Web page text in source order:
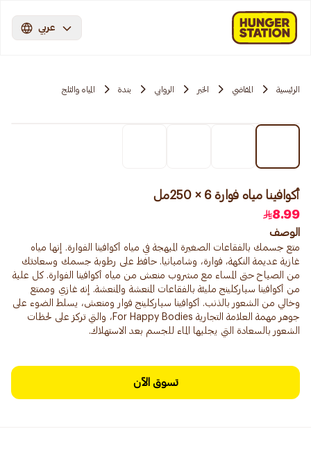
عربي
الرئيسية المقاضي الخبر الروابي بندة المياه والثلج
أكوافينا مياه فوارة 6 × 250مل
8.99
الوصف
متع جسمك بالفقاعات الصغيرة المبهجة في مياه أكوافينا الفوارة. إنها مياه
غازية عديمة النكهة، فوارة، وشامبانيا. حافظ على رطوبة جسمك وسعادتك
من الصباح حتى المساء مع مشروب منعش من مياه أكوافينا الفوارة. كل علبة
من أكوافينا سباركلينج مليئة بالفقاعات المنعشة والمنعشة. إنه غازي وممتع
وخالي من الشعور بالذنب. أكوافينا سباركلينج فوار ومنعش، يسلط الضوء على
جوهر مهمة العلامة التجارية For Happy Bodies، والتي تركز على لحظات
الشعور بالسعادة التي يجلبها الماء للجسم بعد الاستهلاك.
تسوق الآن